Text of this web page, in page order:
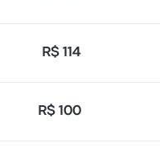
R$ 114
R$ 100